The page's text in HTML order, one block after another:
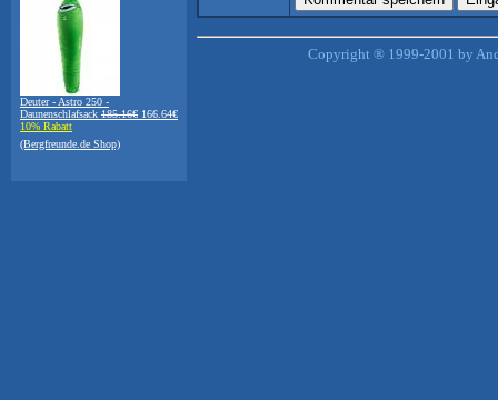
Deuter - Astro 250 -
Daunenschlafsack 185.16€ 166.64€
10% Rabatt
(Bergfreunde.de Shop)
Copyright ® 1999-2001 by